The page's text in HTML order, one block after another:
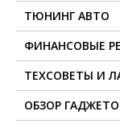
ТЮНИНГ АВТО
ФИНАНСОВЫЕ
ТЕХСОВЕТЫ И
ОБЗОР